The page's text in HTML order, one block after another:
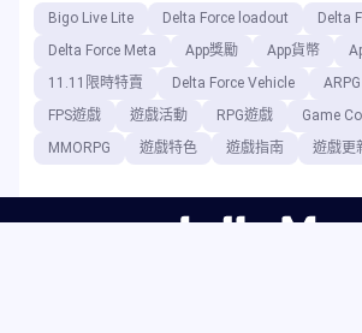
Bigo Live Lite Delta Force loadout
Delta
Delta Force Meta
App獎勵 App貨幣
11.11限時特賣
Delta Force Vehicle ARPG
FPS遊戲
遊戲活動 RPG遊戲 Game
MMORPG
遊戲特色 遊戲指南 遊戲更